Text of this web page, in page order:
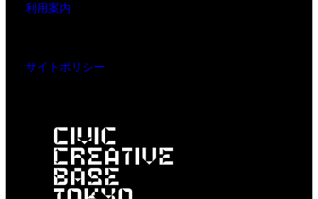
利用案内
サイトポリシー